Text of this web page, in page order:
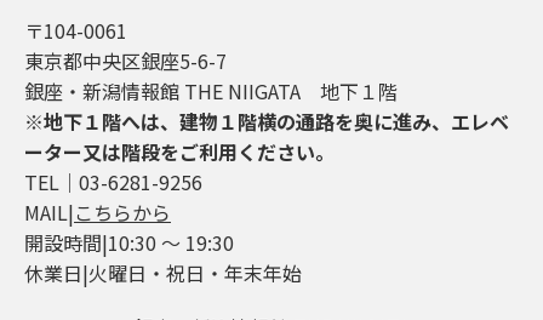
〒104-0061
東京都中央区銀座5-6-7
銀座・新潟情報館 THE NIIGATA 地下１階
※地下１階へは、建物１階横の通路を奥に進み、エレベ
ーター又は階段をご利用ください。
TEL│03-6281-9256
MAIL|こちらから
開設時間|10:30 ～ 19:30
休業日|火曜日・祝日・年末年始